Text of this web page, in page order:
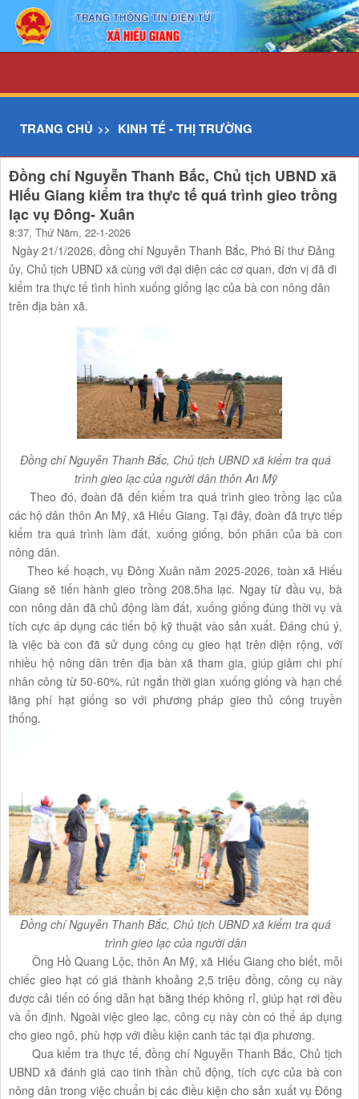
Chi tiết tin - UBND xã Hiếu Giang
TRANG CHỦ KINH TẾ - THỊ TRƯỜNG
Đồng chí Nguyễn Thanh Bắc, Chủ tịch UBND xã
Hiếu Giang kiểm tra thực tế quá trình gieo trồng
lạc vụ Đông- Xuân
8:37, Thứ Năm, 22-1-2026
Ngày 21/1/2026, đồng chí Nguyễn Thanh Bắc, Phó Bí thư Đảng
ủy, Chủ tịch UBND xã cùng với đại diện các cơ quan, đơn vị đã đi
kiểm tra thực tế tình hình xuống giống lạc của bà con nông dân
trên địa bàn xã.
Đồng chí Nguyễn Thanh Bắc, Chủ tịch UBND xã kiểm tra quá
trình gieo lạc của người dân thôn An Mỹ
Theo đó, đoàn đã đến kiểm tra quá trình gieo trồng lạc của
các hộ dân thôn An Mỹ, xã Hiếu Giang. Tại đây, đoàn đã trực tiếp
kiểm tra quá trình làm đất, xuống giống, bón phân của bà con
nông dân.
Theo kế hoạch, vụ Đông Xuân năm 2025-2026, toàn xã Hiếu
Giang sẽ tiến hành gieo trồng 208,5ha lạc. Ngay từ đầu vụ, bà
con nông dân đã chủ động làm đất, xuống giống đúng thời vụ và
tích cực áp dụng các tiến bộ kỹ thuật vào sản xuất. Đáng chú ý,
là việc bà con đã sử dụng công cụ gieo hạt trên diện rộng, với
nhiều hộ nông dân trên địa bàn xã tham gia, giúp giảm chi phí
nhân công từ 50-60%, rút ngắn thời gian xuống giống và hạn chế
lãng phí hạt giống so với phương pháp gieo thủ công truyền
thống.
Đồng chí Nguyễn Thanh Bắc, Chủ tịch UBND xã kiểm tra quá
trình gieo lạc của người dân
Ông Hồ Quang Lộc, thôn An Mỹ, xã Hiếu Giang cho biết, mỗi
chiếc gieo hạt có giá thành khoảng 2,5 triệu đồng, công cụ này
được cải tiến có ống dẫn hạt bằng thép không rỉ, giúp hạt rơi đều
và ổn định. Ngoài việc gieo lạc, công cụ này còn có thể áp dụng
cho gieo ngô, phù hợp với điều kiện canh tác tại địa phương.
Qua kiểm tra thực tế, đồng chí Nguyễn Thanh Bắc, Chủ tịch
UBND xã đánh giá cao tinh thần chủ động, tích cực của bà con
nông dân trong việc chuẩn bị các điều kiện cho sản xuất vụ Đông